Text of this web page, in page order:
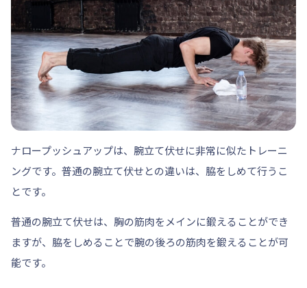
ナロープッシュアップは、 腕立て伏せに非常に似たトレーニ
ングです。普通の腕立て伏せとの違いは、脇をしめて行うこ
とです。
普通の腕立て伏せは、胸の筋肉をメインに鍛えることができ
ますが、脇をしめることで腕の後ろの筋肉を鍛えることが可
能です。